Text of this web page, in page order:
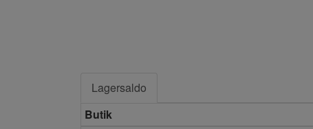
Lagersaldo
Butik